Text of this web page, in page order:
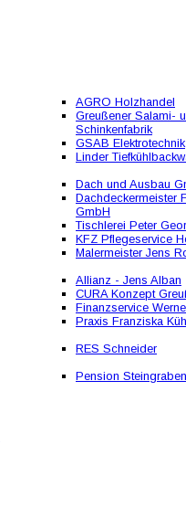
AGRO Holzhandel
Greußener Salami-
Schinkenfabrik
GSAB Elektrotechnik
Linder
Dach und Ausbau
Dachdeckermeister
GmbH
Tischlerei Peter
KFZ Pflegeservice
Malermeister Jens
Allianz - Jens Alban
CURA Konzept
Finanzservice
Praxis Franziska
RES Schneider
Pension Steingraben